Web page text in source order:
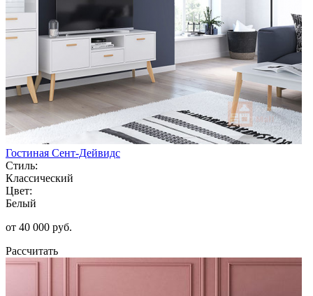
Гостиная Сент-Дейвидс
Стиль:
Классический
Цвет:
Белый
от 40 000 руб.
Рассчитать